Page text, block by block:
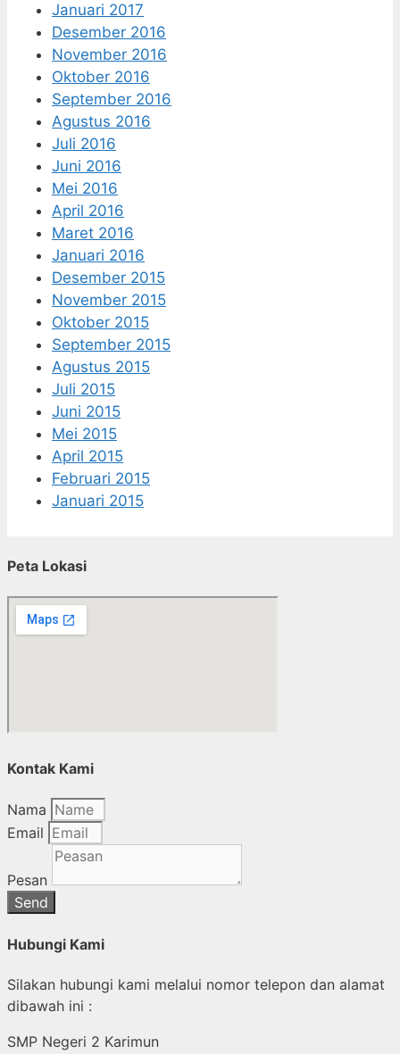
Januari 2017
Desember 2016
November 2016
Oktober 2016
September 2016
Agustus 2016
Juli 2016
Juni 2016
Mei 2016
April 2016
Maret 2016
Januari 2016
Desember 2015
November 2015
Oktober 2015
September 2015
Agustus 2015
Juli 2015
Juni 2015
Mei 2015
April 2015
Februari 2015
Januari 2015
Peta Lokasi
Kontak Kami
Nama
Email
Pesan
Send
Hubungi Kami
Silakan hubungi kami melalui nomor telepon dan alamat
dibawah ini :
SMP Negeri 2 Karimun